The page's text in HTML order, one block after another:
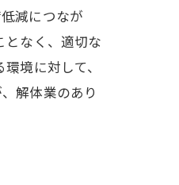
減につなが
となく、適切な
境に対して、
解体業のあり